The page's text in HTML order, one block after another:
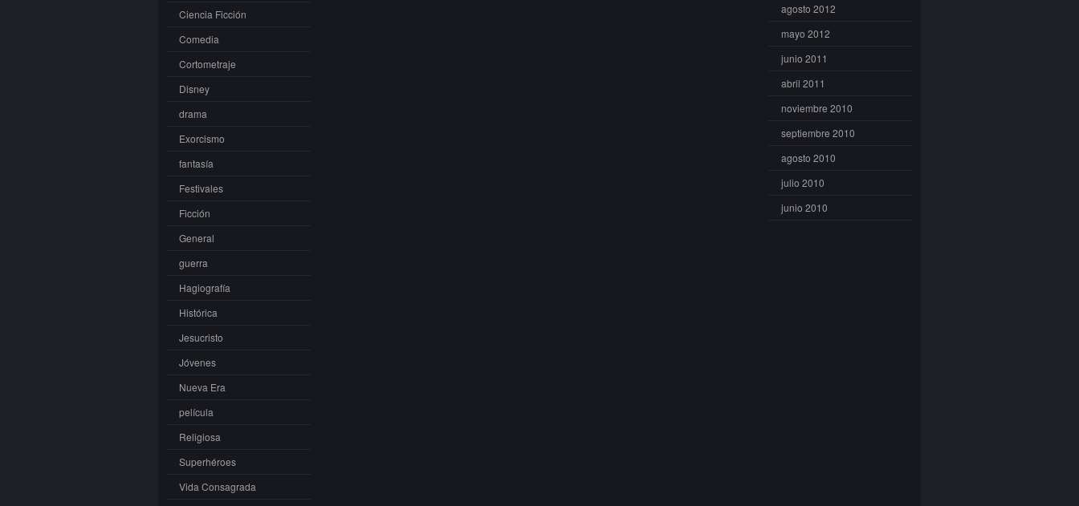
Ciencia Ficción
Comedia
Cortometraje
Disney
drama
Exorcismo
fantasía
Festivales
Ficción
General
guerra
Hagiografía
Histórica
Jesucristo
Jóvenes
Nueva Era
película
Religiosa
Superhéroes
Vida Consagrada
agosto 2012
mayo 2012
junio 2011
abril 2011
noviembre 2010
septiembre 2010
agosto 2010
julio 2010
junio 2010